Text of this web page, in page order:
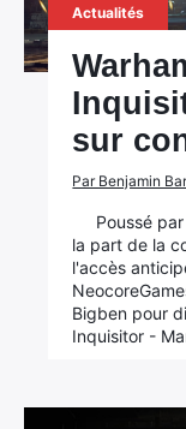
Actualités
sur
Par Benjamin
Poussé
la part de la
l'accès
Bigben pour
Inquisitor -
Rechercher